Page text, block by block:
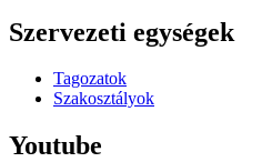
Szervezeti egységek
Tagozatok
Szakosztályok
Youtube